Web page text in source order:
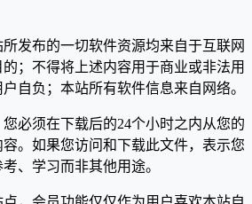
发布的一切软件资源均来自于互联网
；不得将上述内容用于商业或非法用
自负；本站所有软件信息来自网络。
必须在下载后的24个小时之内从您的
。如果您访问和下载此文件，表示您
、学习而非其他用途。